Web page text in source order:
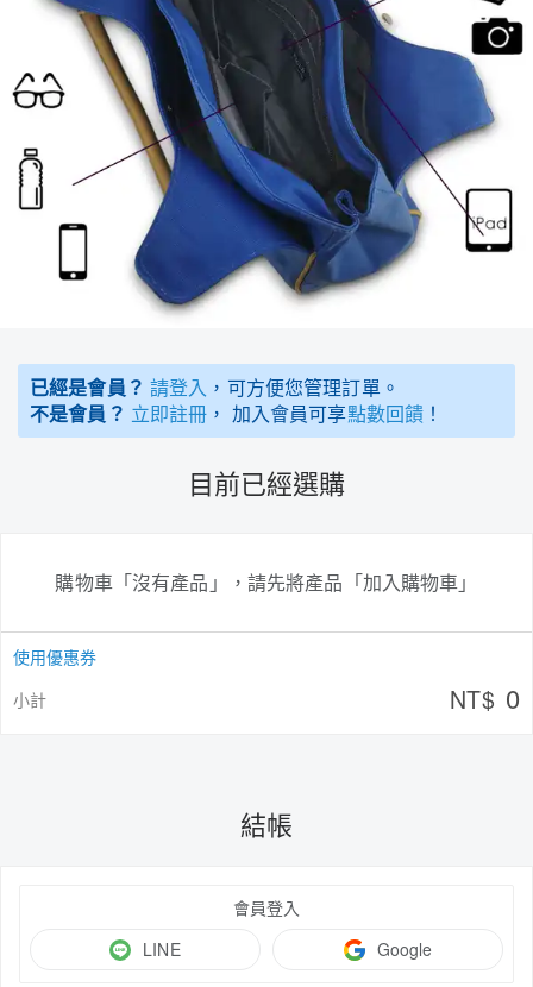
已經是會員？ 請登入 ，可方便您管理訂單。
不是會員？ 立即註冊 ， 加入會員可享點數回饋！
目前已經選購
購物車「沒有產品」，請先將產品「加入購物車」
使用優惠券
小計
NT$ 0
結帳
會員登入
LINE
Google